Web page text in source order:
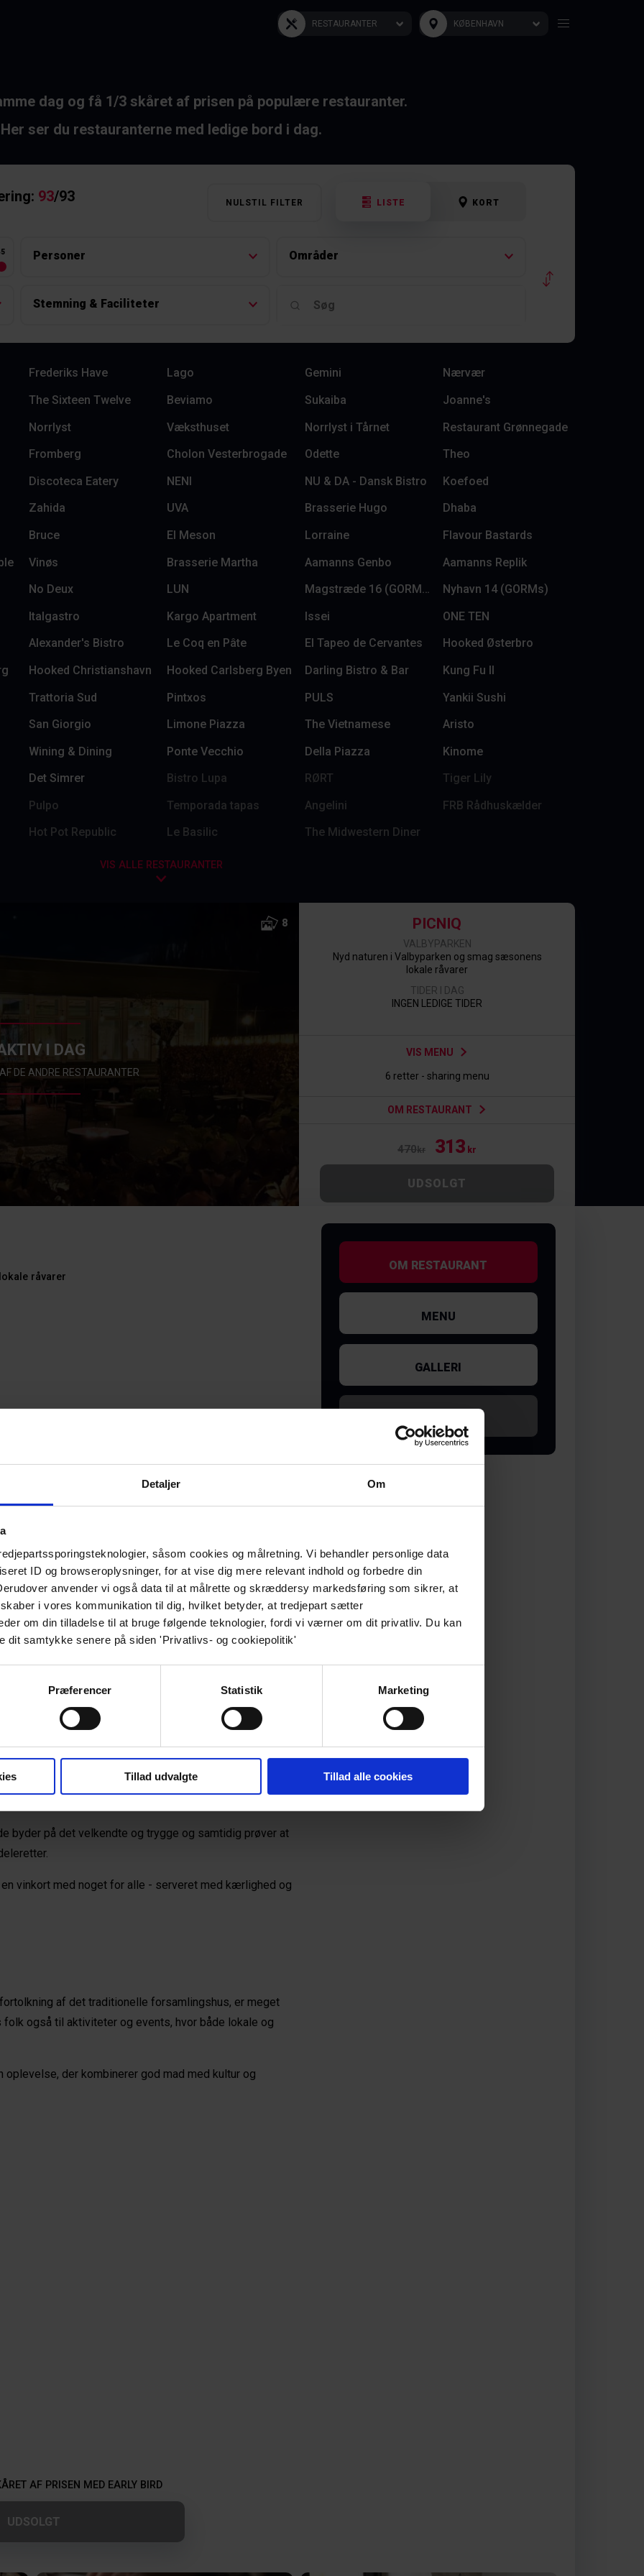
Detaljer Om
såsom cookies og målretning. Vi behandler personlige data
ID og browseroplysninger, for at vise dig mere relevant indhold og forbedre din
anvender vi også data til at målrette og skræddersy markedsføring som sikrer, at
i vores kommunikation til dig, hvilket betyder, at tredjepart sætter
om din tilladelse til at bruge følgende teknologier, fordi vi værner om dit privatliv. Du kan
samtykke senere på siden 'Privatlivs- og cookiepolitik'
Præferencer Statistik Marketing
Tillad udvalgte Tillad alle cookies
RESTAURANTER KØBENHAVN
dag og få 1/3 skåret af prisen på populære restauranter.
Her ser du restauranterne med ledige bord i dag.
93/93 NULSTIL FILTER LISTE KORT
Personer Områder
Stemning & Faciliteter
Frederiks Have Lago Gemini
Nærvær
The Sixteen Twelve Beviamo Sukaiba
Joanne's
Norrlyst Væksthuset Norrlyst i Tårnet
Restaurant Grønnegade
Fromberg Cholon Vesterbrogade Odette
Theo
Discoteca Eatery NENI NU & DA - Dansk Bistro
Koefoed
Zahida UVA Brasserie Hugo
Dhaba
Bruce El Meson Lorraine
Flavour Bastards
Vinøs Brasserie Martha Aamanns Genbo
Aamanns Replik
No Deux LUN Magstræde 16 (GORMs)
Nyhavn 14 (GORMs)
Italgastro Kargo Apartment Issei
ONE TEN
Alexander's Bistro Le Coq en Pâte El Tapeo de Cervantes
Hooked Østerbro
Hooked Christianshavn Hooked Carlsberg Byen Darling Bistro & Bar
Kung Fu II
Trattoria Sud Pintxos PULS
Yankii Sushi
San Giorgio Limone Piazza The Vietnamese
Aristo
Wining & Dining Ponte Vecchio Della Piazza
Kinome
Det Simrer Bistro Lupa RØRT
Tiger Lily
Pulpo Temporada tapas Angelini
FRB Rådhuskælder
Hot Pot Republic Le Basilic The Midwestern Diner
VIS ALLE RESTAURANTER
I DAG
DE ANDRE RESTAURANTER
8 PICNIQ
VALBYPARKEN
Nyd naturen i Valbyparken og smag sæsonens
lokale råvarer
TIDER I DAG
INGEN LEDIGE TIDER
VIS MENU
6 retter - sharing menu
OM RESTAURANT
470kr 313kr
UDSOLGT
råvarer
i dejlige Valbyparken. Tag for eksempel en gåtur i parken
sig.
i en levende, uformel og afslappet atmosfære, der
at nyde mad og drikke under åben himmel.
på Llama. Hver dag skaber han smukke retter af
som Bisserup Fisk, Sydkysthaven, Brinkholm
byder på det velkendte og trygge og samtidig prøver at
vinkort med noget for alle - serveret med kærlighed og
af det traditionelle forsamlingshus, er meget
også til aktiviteter og events, hvor både lokale og
der kombinerer god mad med kultur og
AF PRISEN MED EARLY BIRD
UDSOLGT
OM RESTAURANT
MENU
GALLERI